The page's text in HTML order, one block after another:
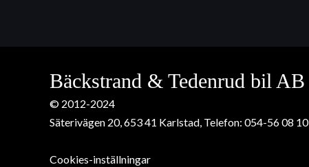
Bäckstrand & Tedenrud bil AB
© 2012-2024
Säterivägen 20, 653 41 Karlstad, Telefon: 054-56 08 10
Cookies-inställningar